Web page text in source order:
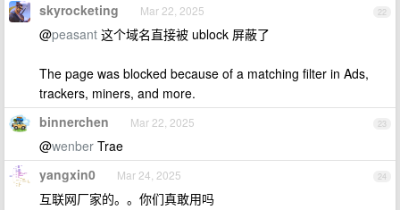
22
skyrocketing Mar 22, 2025
@peasant 这个域名直接被 ublock 屏蔽了
The page was blocked because of a matching filter in Ads,
trackers, miners, and more.
23
binnerchen Mar 22, 2025
@wenber Trae
24
yangxin0 Mar 24, 2025
互联网厂家的。。你们真敢用吗